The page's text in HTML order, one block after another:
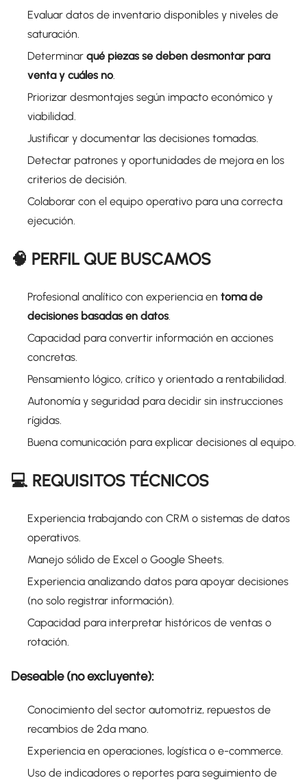
Evaluar datos de inventario disponibles y niveles de
saturación.
Determinar qué piezas se deben desmontar para
venta y cuáles no.
Priorizar desmontajes según impacto económico y
viabilidad.
Justificar y documentar las decisiones tomadas.
Detectar patrones y oportunidades de mejora en los
criterios de decisión.
Colaborar con el equipo operativo para una correcta
ejecución.
🧠 PERFIL QUE BUSCAMOS
Profesional analítico con experiencia en toma de
decisiones basadas en datos.
Capacidad para convertir información en acciones
concretas.
Pensamiento lógico, crítico y orientado a rentabilidad.
Autonomía y seguridad para decidir sin instrucciones
rígidas.
Buena comunicación para explicar decisiones al equipo.
💻 REQUISITOS TÉCNICOS
Experiencia trabajando con CRM o sistemas de datos
operativos.
Manejo sólido de Excel o Google Sheets.
Experiencia analizando datos para apoyar decisiones
(no solo registrar información).
Capacidad para interpretar históricos de ventas o
rotación.
Deseable (no excluyente):
Conocimiento del sector automotriz, repuestos de
recambios de 2da mano.
Experiencia en operaciones, logística o e-commerce.
Uso de indicadores o reportes para seguimiento de